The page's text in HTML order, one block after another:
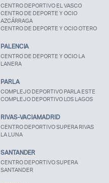
CENTRO DEPORTIVO EL VASCO
CENTRO DE DEPORTE Y OCIO
AZCÁRRAGA
CENTRO DE DEPORTE Y OCIO OTERO
PALENCIA
CENTRO DE DEPORTE Y OCIO LA
LANERA
PARLA
COMPLEJO DEPORTIVO PARLA ESTE
COMPLEJO DEPORTIVO LOS LAGOS
RIVAS-VACIAMADRID
CENTRO DEPORTIVO SUPERA RIVAS
LA LUNA
SANTANDER
CENTRO DEPORTIVO SUPERA
SANTANDER